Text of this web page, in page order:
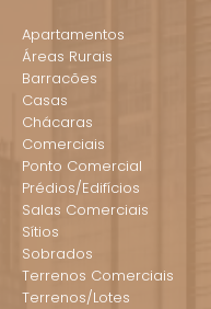
Apartamentos
Áreas Rurais
Barracões
Casas
Chácaras
Comerciais
Ponto Comercial
Prédios/Edifícios
Salas Comerciais
Sítios
Sobrados
Terrenos Comerciais
Terrenos/Lotes